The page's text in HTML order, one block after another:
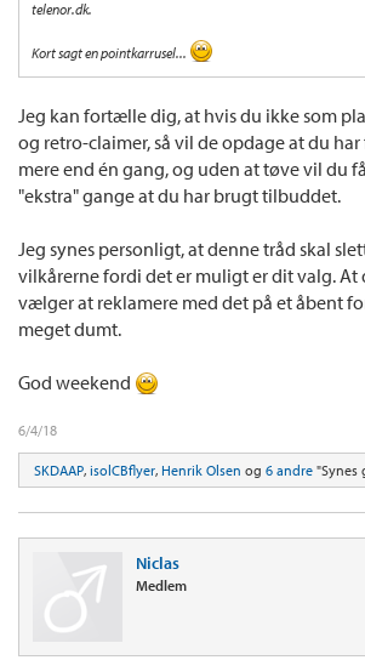
telenor.dk.
Kort sagt en pointkarrusel...
Jeg kan fortælle dig, at hvis du ikke som
og retro-claimer, så vil de opdage at du
mere end én gang, og uden at tøve vil du
"ekstra" gange at du har brugt tilbuddet.
Jeg synes personligt, at denne tråd skal
vilkårerne fordi det er muligt er dit valg. At
vælger at reklamere med det på et åbent
meget dumt.
God weekend
6/4/18
SKDAAP, isolCBflyer, Henrik Olsen og 6 andre "Synes
Niclas
Medlem